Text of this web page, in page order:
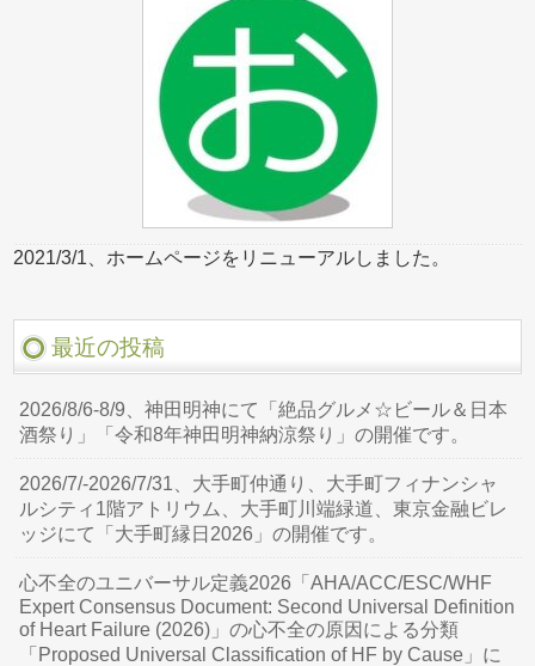
2021/3/1、ホームページをリニューアルしました。
最近の投稿
2026/8/6-8/9、神田明神にて「絶品グルメ☆ビール＆日本
酒祭り」「令和8年神田明神納涼祭り」の開催です。
2026/7/-2026/7/31、大手町仲通り、大手町フィナンシャ
ルシティ1階アトリウム、大手町川端緑道、東京金融ビレ
ッジにて「大手町縁日2026」の開催です。
心不全のユニバーサル定義2026「AHA/ACC/ESC/WHF
Expert Consensus Document: Second Universal Definition
of Heart Failure (2026)」の心不全の原因による分類
「Proposed Universal Classification of HF by Cause」に